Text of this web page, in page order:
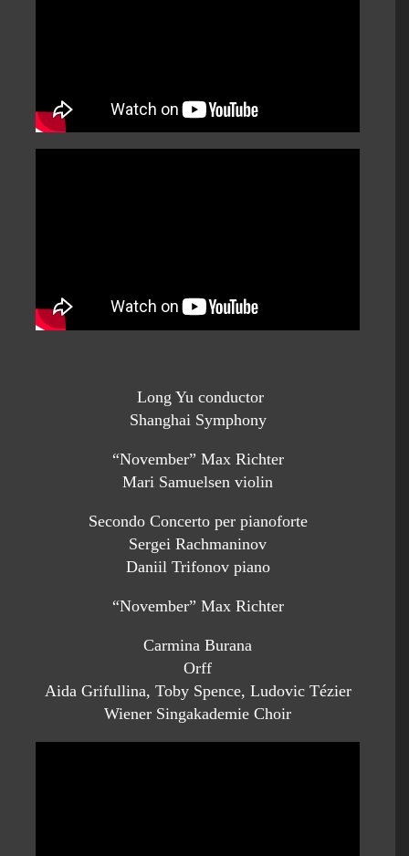
Long Yu conductor
Shanghai Symphony
“November” Max Richter
Mari Samuelsen violin
Secondo Concerto per pianoforte
Sergei Rachmaninov
Daniil Trifonov piano
“November” Max Richter
Carmina Burana
Orff
Aida Grifullina, Toby Spence, Ludovic Tézier
Wiener Singakademie Choir